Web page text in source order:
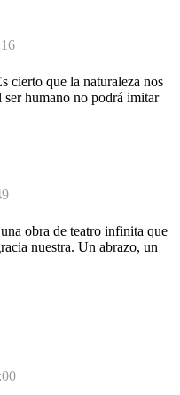
cierto que la naturaleza nos
ser humano no podrá imitar
obra de teatro infinita que
nuestra. Un abrazo, un